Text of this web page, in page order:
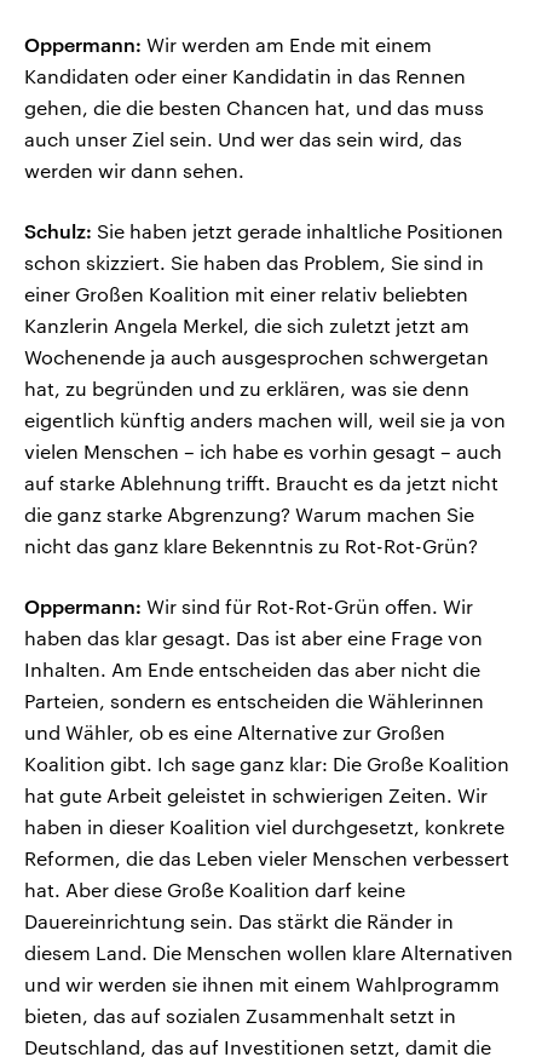
Oppermann: Wir werden am Ende mit einem
Kandidaten oder einer Kandidatin in das Rennen
gehen, die die besten Chancen hat, und das muss
auch unser Ziel sein. Und wer das sein wird, das
werden wir dann sehen.
Schulz: Sie haben jetzt gerade inhaltliche Positionen
schon skizziert. Sie haben das Problem, Sie sind in
einer Großen Koalition mit einer relativ beliebten
Kanzlerin Angela Merkel, die sich zuletzt jetzt am
Wochenende ja auch ausgesprochen schwergetan
hat, zu begründen und zu erklären, was sie denn
eigentlich künftig anders machen will, weil sie ja von
vielen Menschen – ich habe es vorhin gesagt – auch
auf starke Ablehnung trifft. Braucht es da jetzt nicht
die ganz starke Abgrenzung? Warum machen Sie
nicht das ganz klare Bekenntnis zu Rot-Rot-Grün?
Oppermann: Wir sind für Rot-Rot-Grün offen. Wir
haben das klar gesagt. Das ist aber eine Frage von
Inhalten. Am Ende entscheiden das aber nicht die
Parteien, sondern es entscheiden die Wählerinnen
und Wähler, ob es eine Alternative zur Großen
Koalition gibt. Ich sage ganz klar: Die Große Koalition
hat gute Arbeit geleistet in schwierigen Zeiten. Wir
haben in dieser Koalition viel durchgesetzt, konkrete
Reformen, die das Leben vieler Menschen verbessert
hat. Aber diese Große Koalition darf keine
Dauereinrichtung sein. Das stärkt die Ränder in
diesem Land. Die Menschen wollen klare Alternativen
und wir werden sie ihnen mit einem Wahlprogramm
bieten, das auf sozialen Zusammenhalt setzt in
Deutschland, das auf Investitionen setzt, damit die